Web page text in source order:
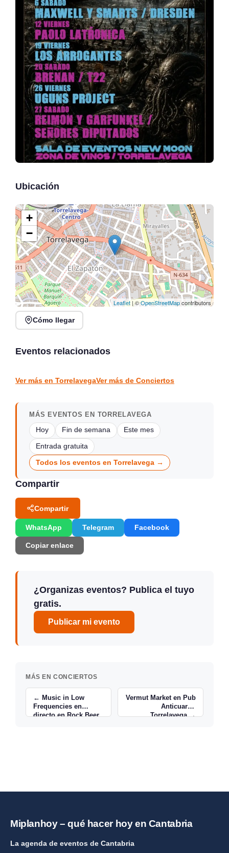
Ubicación
+
−
Leaflet| ©OpenStreetMapcontributors
Cómo llegar
Eventos relacionados
Verano Mix Fiesta de
Santander
Ver más en TorrelavegaVer más de Conciertos
MÁS EVENTOS EN TORRELAVEGA
Hoy Fin de semana Este mes
Entrada gratuita
Todos los eventos en Torrelavega →
Compartir
Compartir
WhatsApp Telegram Facebook
Copiar enlace
¿Organizas eventos? Publica el tuyo
gratis.
Publicar mi evento
MÁS EN CONCIERTOS
← Music in Low
Frequencies en
directo en Rock Beer
Vermut Market en Pub
Anticuario,
Torrelavega →
Miplanhoy – qué hacer hoy en Cantabria
La agenda de eventos de Cantabria